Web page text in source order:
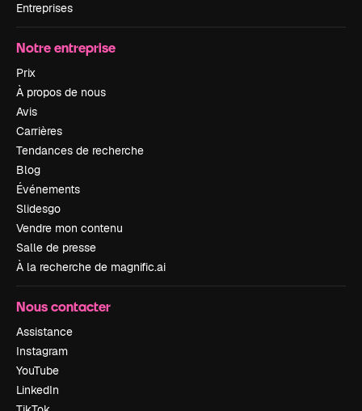
Entreprises
Notre entreprise
Prix
À propos de nous
Avis
Carrières
Tendances de recherche
Blog
Événements
Slidesgo
Vendre mon contenu
Salle de presse
À la recherche de magnific.ai
Nous contacter
Assistance
Instagram
YouTube
LinkedIn